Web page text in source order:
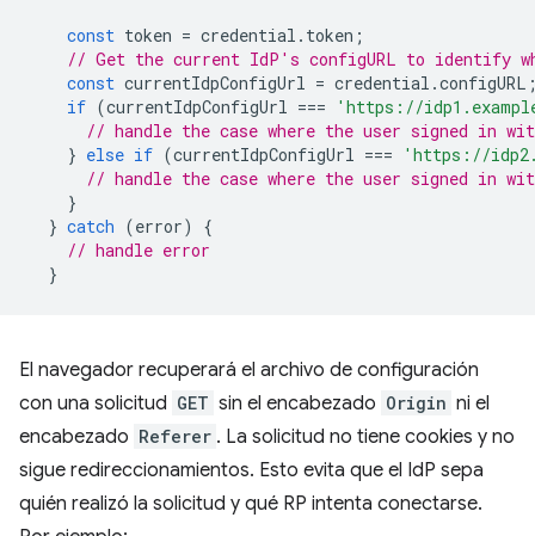
const token = credential . token ;
// Get the current IdP's configURL to identify
const currentIdpConfigUrl = credential .configURL
if (currentIdpConfigUrl ===
'https://
// handle the case where the user signed in
} else if (currentIdpConfigUrl ===
'https://
// handle the case where the user signed in
}
} catch (error)
{
// handle error
}
El navegador recuperará el archivo de configuración
con una solicitud GET sin el encabezado Origin ni el
encabezado Referer . La solicitud no tiene cookies y no
sigue redireccionamientos. Esto evita que el IdP sepa
quién realizó la solicitud y qué RP intenta conectarse.